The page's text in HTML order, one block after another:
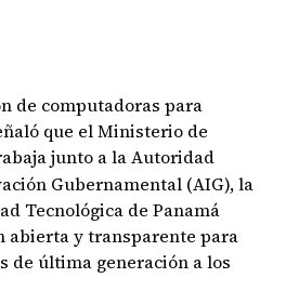
de computadoras para
que el Ministerio de
junto a la Autoridad
Gubernamental (AIG), la
Tecnológica de Panamá
abierta y transparente para
de última generación a los